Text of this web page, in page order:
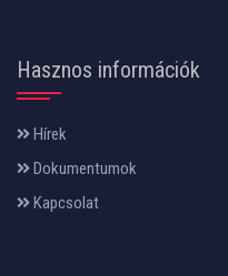
Hasznos információk
Hírek
Dokumentumok
Kapcsolat